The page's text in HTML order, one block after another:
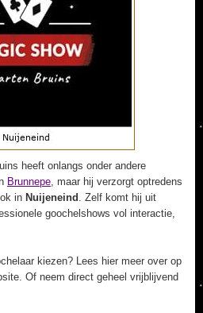
heeft onlangs onder andere
Brunnepe, maar hij verzorgt optredens
in Nuijeneind . Zelf komt hij uit
goochelshows vol interactie,
kiezen? Lees hier meer over op
Of neem direct geheel vrijblijvend